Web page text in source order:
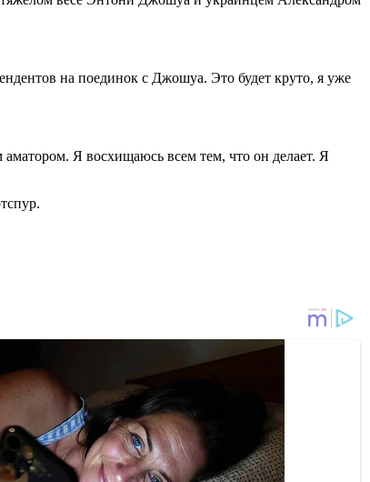
на поединок с Джошуа. Это будет круто, я уже
Я восхищаюсь всем тем, что он делает. Я